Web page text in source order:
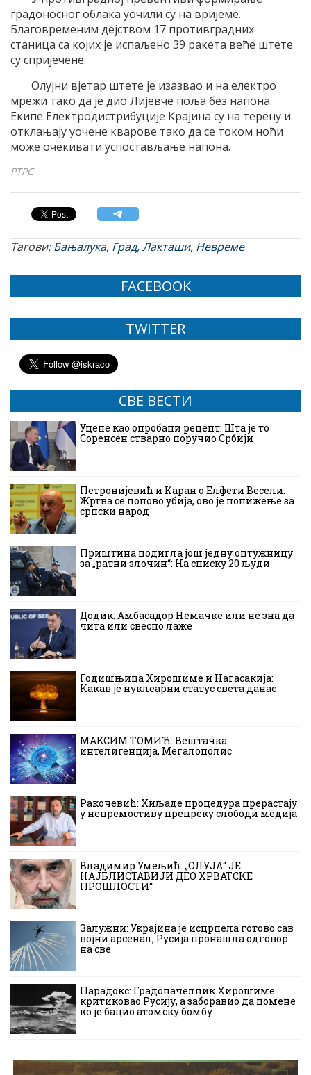
градоносног облака уочили су на вријеме.
Благовременим дејством 17 противградних
станица са којих је испаљено 39 ракета веће штете
су спријечене.
Олујни вјетар штете је изазвао и на електро
мрежи тако да је дио Лијевче поља без напона.
Екипе Електродистрибуције Крајина су на терену и
отклањају уочене кварове тако да се током ноћи
може очекивати успостављање напона.
РТРС
Тагови:Бањалука, Град,Лакташи, Невреме
FACEBOOK
TWITTER
СВЕ ВЕСТИ
Уцене као опробани рецепт: Шта је то
Соренсен стварно поручио Србији
Петронијевић и Каран о Елфети Весели:
Жртва се поново убија, ово је понижење за
српски народ
Приштина подигла још једну оптужницу
за „ратни злочин“: На списку 20 људи
Додик: Амбасадор Немачке или не зна да
чита или свесно лаже
Годишњица Хирошиме и Нагасакија:
Какав је нуклеарни статус света данас
МАКСИМ ТОМИЋ: Вештачка
интелигенција, Мегалополис
Ракочевић: Хиљаде процедура прерастају
у непремостиву препреку слободи медија
Владимир Умељић: „ОЛУЈА“ ЈЕ
НАЈБЛИСТАВИЈИ ДЕО ХРВАТСКЕ
ПРОШЛОСТИ“
Залужни: Украјина је исцрпела готово сав
војни арсенал, Русија пронашла одговор
на све
Парадокс: Градоначелник Хирошиме
критиковао Русију, а заборавио да помене
ко је бацио атомску бомбу